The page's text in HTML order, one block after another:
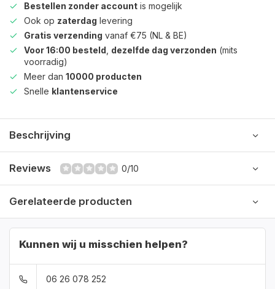
Bestellen zonder account is mogelijk
Ook op zaterdag levering
Gratis verzending vanaf €75 (NL & BE)
Voor 16:00 besteld dezelfde dag verzonden (mits
voorradig)
Meer dan 10000 producten
Snelle klantenservice
Beschrijving
Reviews 0/10
Gerelateerde producten
Kunnen wij u misschien helpen?
06 26 078 252